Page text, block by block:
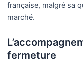
française, malgré sa
marché.
fermeture